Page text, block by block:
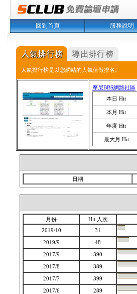
回到首頁 服務說明
人氣排行榜是以您網站的人氣值做排名。
摩尼BBS網路社區
本日 Hit
本月 Hit
年度 Hit
最大月 Hit
日期
月份
Hit 人次
2019/10
31
2019/9
48
2017/9
390
2017/8
389
2017/7
399
2017/6
289